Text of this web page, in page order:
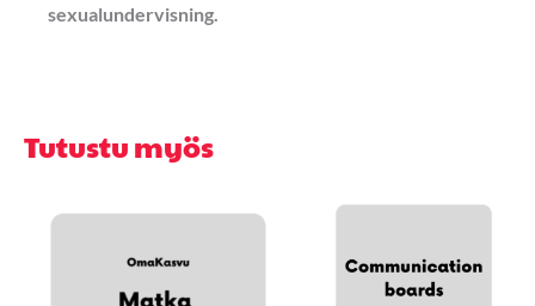
sexualundervisning.
Tutustu myös